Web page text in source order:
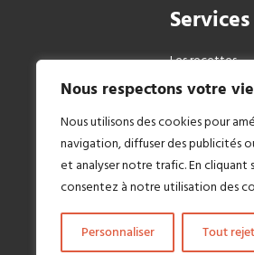
Nous respectons votre
Nous utilisons des cookies pour
navigation, diffuser des publicités
et analyser notre trafic. En
consentez à notre utilisation des
Personnaliser Tout
Services
Les recettes
Notre histoire
Pourquoi du
FAQ
Mon compte
Blog
Made in France
Parrainage